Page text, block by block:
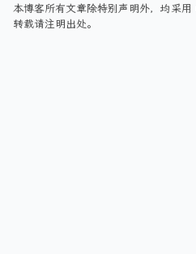
本博客所有文章除特别声明外，均采用
转载请注明出处。